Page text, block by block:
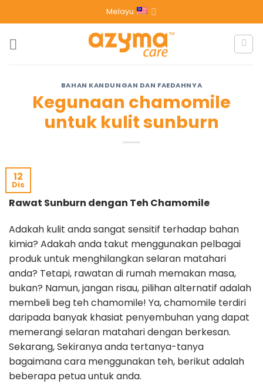
Melayu
BAHAN KANDUNGAN DAN FAEDAHNYA
Kegunaan chamomile
untuk kulit sunburn
12
Dis
Rawat Sunburn dengan Teh Chamomile
Adakah kulit anda sangat sensitif terhadap bahan
kimia? Adakah anda takut menggunakan pelbagai
produk untuk menghilangkan selaran matahari
anda? Tetapi, rawatan di rumah memakan masa,
bukan? Namun, jangan risau, pilihan alternatif adalah
membeli beg teh chamomile! Ya, chamomile terdiri
daripada banyak khasiat penyembuhan yang dapat
memerangi selaran matahari dengan berkesan.
Sekarang, Sekiranya anda tertanya-tanya
bagaimana cara menggunakan teh, berikut adalah
beberapa petua untuk anda.